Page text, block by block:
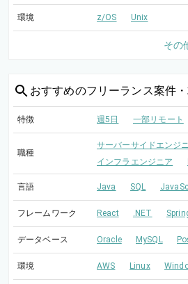
環境 z/OS Unix
その
おすすめのフリーランス案件
特徴 週5日 一部リモート
職種
サーバーサイドエンジ
インフラエンジニア
言語 Java SQL
フレームワーク React .NET
データベース Oracle MySQL
環境 AWS Linux